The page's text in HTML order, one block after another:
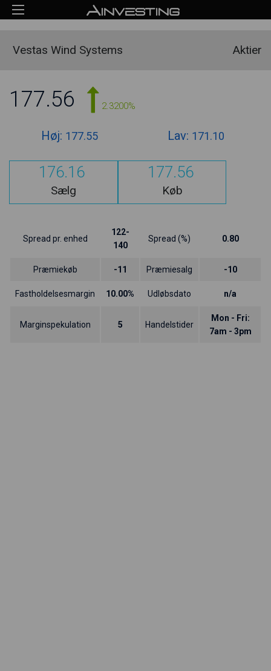
Vestas Wind Systems Aktier
177.56 2.3200%
Høj: 177.55 Lav: 171.10
176.16
Sælg
177.56
Køb
Spread pr. enhed
122-
140
Spread (%) 0.80
Præmiekøb -11 Præmiesalg -10
Fastholdelsesmargin 10.00% Udløbsdato n/a
Marginspekulation 5 Handelstider
Mon - Fri:
7am - 3pm